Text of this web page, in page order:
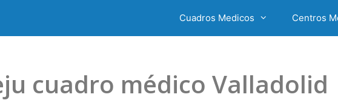
Cuadros Medicos Centros
cuadro médico Valladolid